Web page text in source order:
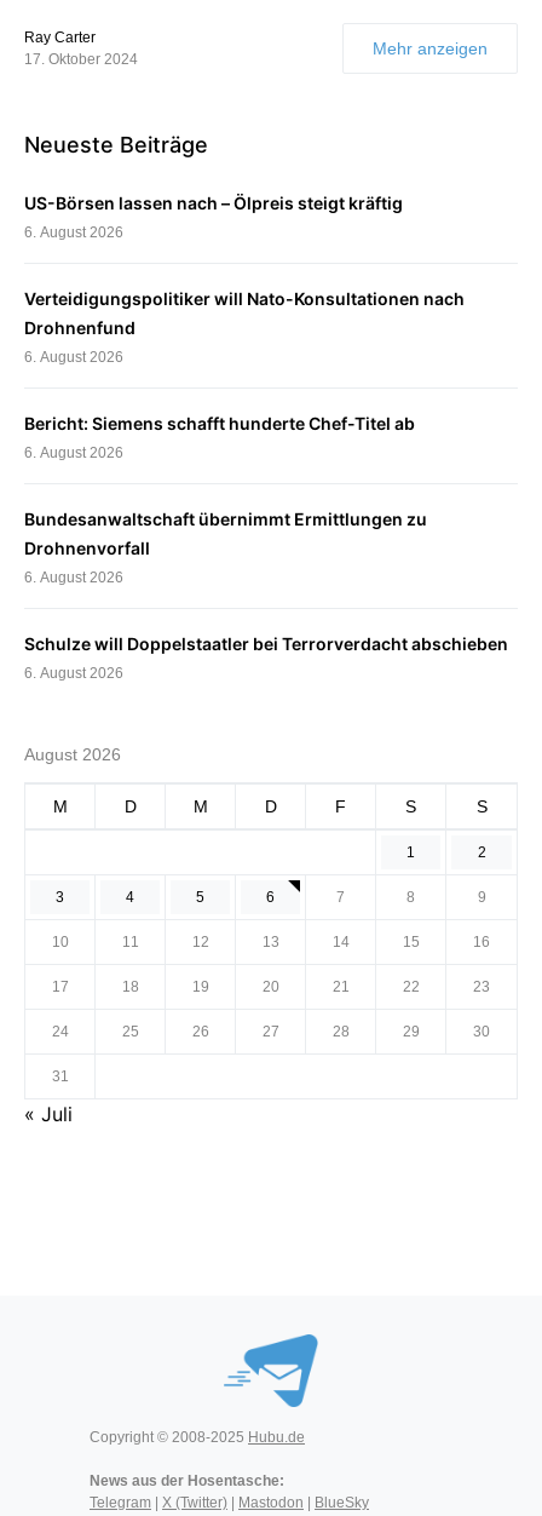
Ray Carter
17. Oktober 2024
Mehr anzeigen
Neueste Beiträge
US-Börsen lassen nach – Ölpreis steigt kräftig
6. August 2026
Verteidigungspolitiker will Nato-Konsultationen nach
Drohnenfund
6. August 2026
Bericht: Siemens schafft hunderte Chef-Titel ab
6. August 2026
Bundesanwaltschaft übernimmt Ermittlungen zu
Drohnenvorfall
6. August 2026
Schulze will Doppelstaatler bei Terrorverdacht abschieben
6. August 2026
August 2026
M D M D F S S
1 2
3 4 5 6 7 8 9
10 11 12 13 14 15 16
17 18 19 20 21 22 23
24 25 26 27 28 29 30
31
« Juli
Copyright © 2008-2025 Hubu.de
News aus der Hosentasche:
Telegram
X (Twitter) Mastodon BlueSky